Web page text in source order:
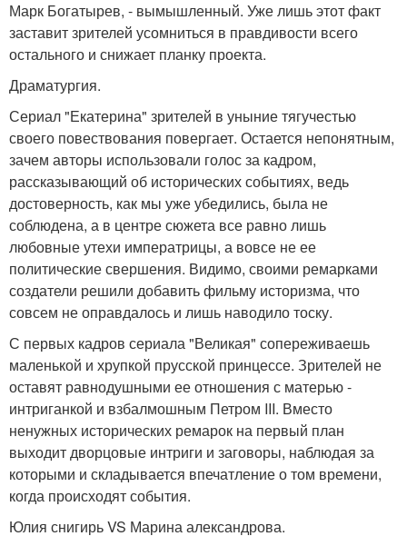
Марк Богатырев, - вымышленный. Уже лишь этот факт
заставит зрителей усомниться в правдивости всего
остального и снижает планку проекта.
Драматургия.
Сериал "Екатерина" зрителей в уныние тягучестью
своего повествования повергает. Остается непонятным,
зачем авторы использовали голос за кадром,
рассказывающий об исторических событиях, ведь
достоверность, как мы уже убедились, была не
соблюдена, а в центре сюжета все равно лишь
любовные утехи императрицы, а вовсе не ее
политические свершения. Видимо, своими ремарками
создатели решили добавить фильму историзма, что
совсем не оправдалось и лишь наводило тоску.
С первых кадров сериала "Великая" сопереживаешь
маленькой и хрупкой прусской принцессе. Зрителей не
оставят равнодушными ее отношения с матерью -
интриганкой и взбалмошным Петром III. Вместо
ненужных исторических ремарок на первый план
выходит дворцовые интриги и заговоры, наблюдая за
которыми и складывается впечатление о том времени,
когда происходят события.
Юлия снигирь VS Марина александрова.